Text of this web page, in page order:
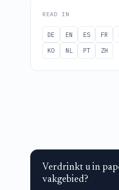
READ IN
DE EN ES FR
KO
NL PT ZH
Verdrinkt u in
vakgebied?